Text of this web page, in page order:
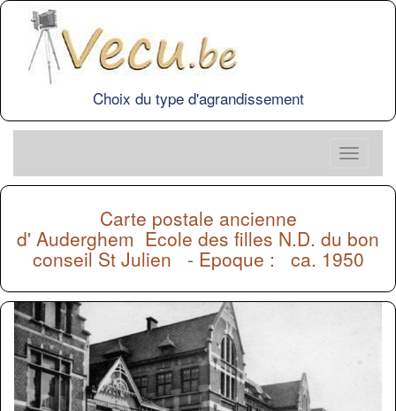
Choix du type d'agrandissement
Carte postale ancienne
d' Auderghem Ecole des filles N.D. du bon
conseil St Julien - Epoque : ca. 1950